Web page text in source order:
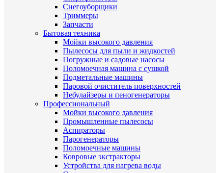
Снегоуборщики
Триммеры
Запчасти
Бытовая техника
Мойки высокого давления
Пылесосы для пыли и жидкостей
Погружные и садовые насосы
Поломоечная машина с сушкой
Подметальные машины
Паровой очиститель поверхностей
Небулайзеры и пеногенераторы
Профессиональный
Мойки высокого давления
Промышленные пылесосы
Аспираторы
Парогенераторы
Поломоечные машины
Ковровые экстракторы
Устройства для нагрева воды